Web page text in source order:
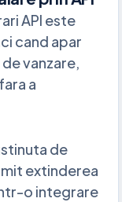
API este
cand apar
vanzare,
a
de
extinderea
o integrare